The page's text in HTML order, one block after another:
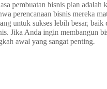
pembuatan bisnis plan adalah
perencanaan bisnis mereka
untuk sukses lebih besar,
Jika Anda ingin membangun
awal yang sangat penting.